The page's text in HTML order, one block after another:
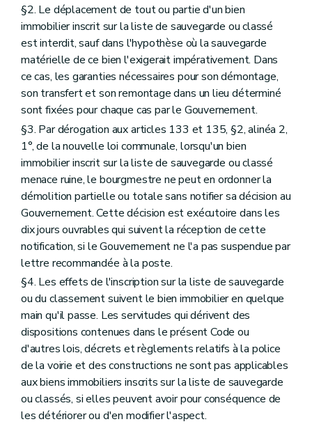
§2. Le déplacement de tout ou partie d'un bien
immobilier inscrit sur la liste de sauvegarde ou classé
est interdit, sauf dans l'hypothèse où la sauvegarde
matérielle de ce bien l'exigerait impérativement. Dans
ce cas, les garanties nécessaires pour son démontage,
son transfert et son remontage dans un lieu déterminé
sont fixées pour chaque cas par le Gouvernement.
§3. Par dérogation aux articles 133 et 135, §2, alinéa 2,
1°, de la nouvelle loi communale, lorsqu'un bien
immobilier inscrit sur la liste de sauvegarde ou classé
menace ruine, le bourgmestre ne peut en ordonner la
démolition partielle ou totale sans notifier sa décision au
Gouvernement. Cette décision est exécutoire dans les
dix jours ouvrables qui suivent la réception de cette
notification, si le Gouvernement ne l'a pas suspendue par
lettre recommandée à la poste.
§4. Les effets de l'inscription sur la liste de sauvegarde
ou du classement suivent le bien immobilier en quelque
main qu'il passe. Les servitudes qui dérivent des
dispositions contenues dans le présent Code ou
d'autres lois, décrets et règlements relatifs à la police
de la voirie et des constructions ne sont pas applicables
aux biens immobiliers inscrits sur la liste de sauvegarde
ou classés, si elles peuvent avoir pour conséquence de
les détériorer ou d'en modifier l'aspect.